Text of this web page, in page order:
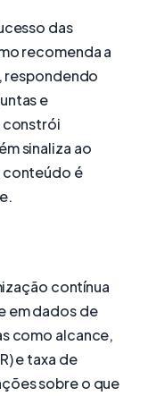
das
recomenda a
respondendo
e
constrói
sinaliza ao
conteúdo é
contínua
em dados de
como alcance,
e taxa de
sobre o que